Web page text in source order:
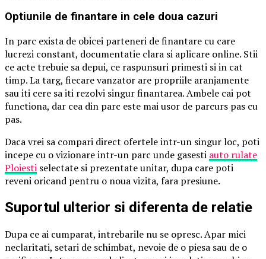
Optiunile de finantare in cele doua cazuri
In parc exista de obicei parteneri de finantare cu care
lucrezi constant, documentatie clara si aplicare online. Stii
ce acte trebuie sa depui, ce raspunsuri primesti si in cat
timp. La targ, fiecare vanzator are propriile aranjamente
sau iti cere sa iti rezolvi singur finantarea. Ambele cai pot
functiona, dar cea din parc este mai usor de parcurs pas cu
pas.
Daca vrei sa compari direct ofertele intr-un singur loc, poti
incepe cu o vizionare intr-un parc unde gasesti auto rulate
Ploiesti selectate si prezentate unitar, dupa care poti
reveni oricand pentru o noua vizita, fara presiune.
Suportul ulterior si diferenta de relatie
Dupa ce ai cumparat, intrebarile nu se opresc. Apar mici
neclaritati, setari de schimbat, nevoie de o piesa sau de o